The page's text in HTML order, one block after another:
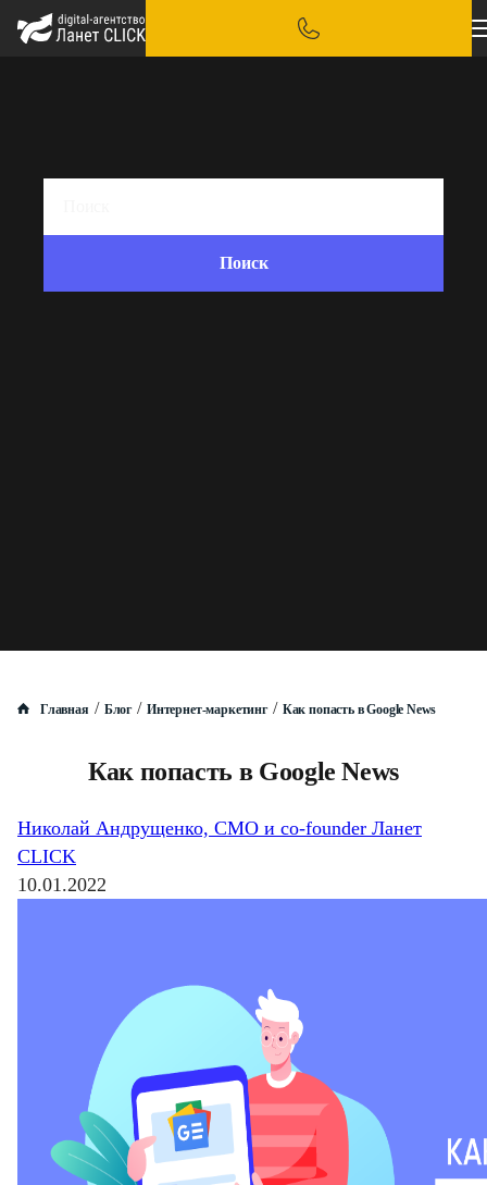
Главная / Блог / Интернет-маркетинг / Как попасть в Google News
Как попасть в Google News
Николай Андрущенко, CMO и co-founder Ланет
CLICK
10.01.2022